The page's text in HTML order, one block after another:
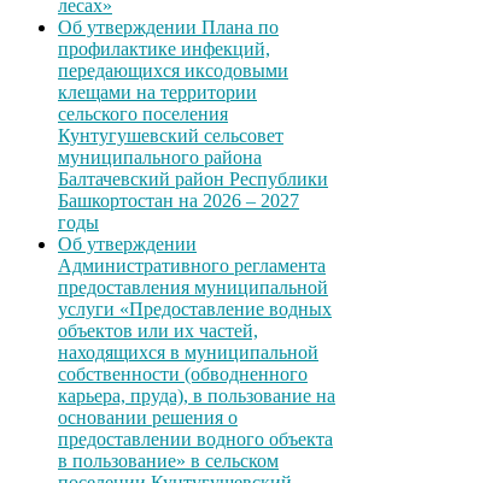
лесах»
Об утверждении Плана по
профилактике инфекций,
передающихся иксодовыми
клещами на территории
сельского поселения
Кунтугушевский сельсовет
муниципального района
Балтачевский район Республики
Башкортостан на 2026 – 2027
годы
Об утверждении
Административного регламента
предоставления муниципальной
услуги «Предоставление водных
объектов или их частей,
находящихся в муниципальной
собственности (обводненного
карьера, пруда), в пользование на
основании решения о
предоставлении водного объекта
в пользование» в сельском